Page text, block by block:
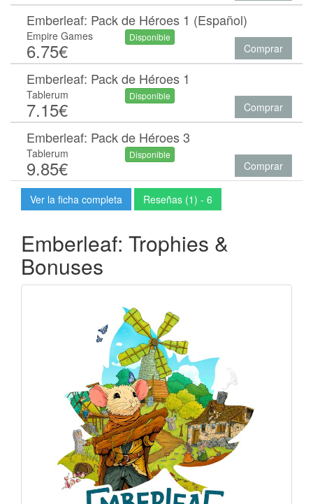
Emberleaf: Pack de Héroes 1 (Español)
Empire Games
6.75€
Disponible
Comprar
Emberleaf: Pack de Héroes 1
Tablerum
7.15€
Disponible
Comprar
Emberleaf: Pack de Héroes 3
Tablerum
9.85€
Disponible
Comprar
Ver la ficha completa Reseñas (1) - 6
Emberleaf: Trophies &
Bonuses